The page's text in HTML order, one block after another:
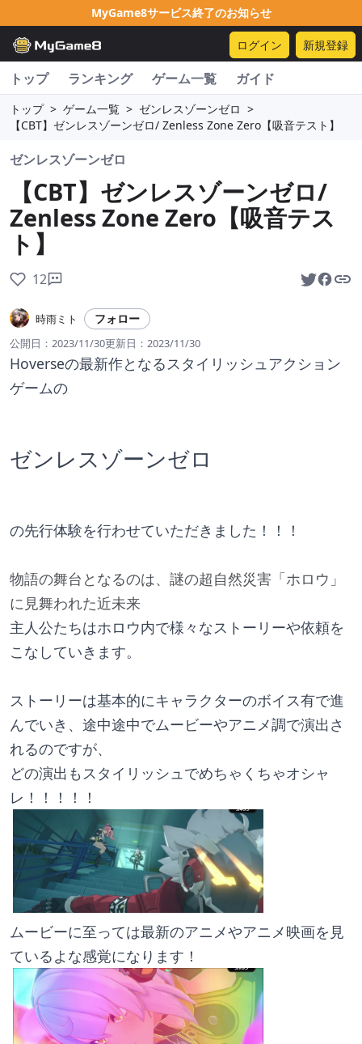
MyGame8サービス終了のお知らせ
ログイン 新規登録
トップ ランキング ゲーム一覧 ガイド
トップ > ゲーム一覧 > ゼンレスゾーンゼロ >
【CBT】ゼンレスゾーンゼロ/ Zenless Zone Zero【吸音テスト】
ゼンレスゾーンゼロ
【CBT】ゼンレスゾーンゼロ/
Zenless Zone Zero【吸音テス
ト】
12
時雨ミト フォロー
公開日： 2023/11/30更新日： 2023/11/30
Hoverseの最新作となるスタイリッシュアクション
ゲームの
ゼンレスゾーンゼロ
の先行体験を行わせていただきました！！！
物語の舞台となるのは、謎の超自然災害「ホロウ」
に見舞われた近未来
主人公たちはホロウ内で様々なストーリーや依頼を
こなしていきます。
ストーリーは基本的にキャラクターのボイス有で進
んでいき、途中途中でムービーやアニメ調で演出さ
れるのですが、
どの演出もスタイリッシュでめちゃくちゃオシャ
レ！！！！！
ムービーに至っては最新のアニメやアニメ映画を見
ているよな感覚になります！